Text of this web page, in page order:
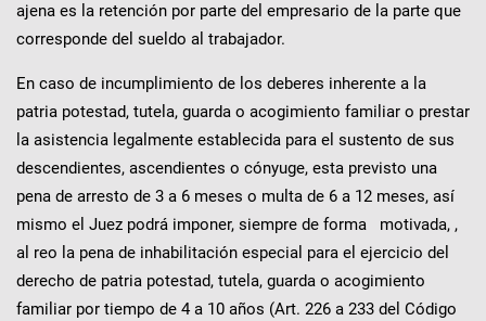
ajena es la retención por parte del empresario de la parte que
corresponde del sueldo al trabajador.
En caso de incumplimiento de los deberes inherente a la
patria potestad, tutela, guarda o acogimiento familiar o prestar
la asistencia legalmente establecida para el sustento de sus
descendientes, ascendientes o cónyuge, esta previsto una
pena de arresto de 3 a 6 meses o multa de 6 a 12 meses, así
mismo el Juez podrá imponer, siempre de forma motivada, ,
al reo la pena de inhabilitación especial para el ejercicio del
derecho de patria potestad, tutela, guarda o acogimiento
familiar por tiempo de 4 a 10 años (Art. 226 a 233 del Código